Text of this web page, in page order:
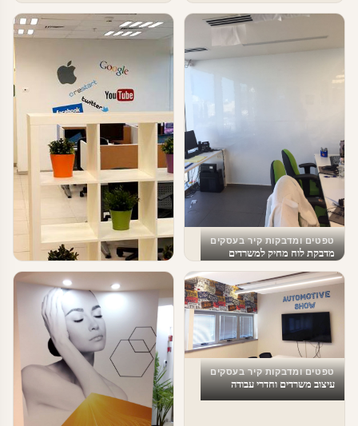
טפטים ומדבקות קיר בעסקים
מדבקת לוח מחיק למשרדים
טפטים ומדבקות קיר בעסקים
עיצוב משרדי הייטק – מדבקות מדיה
חברתית
טפטים ומדבקות קיר בעסקים
עיצוב משרדים וחדרי עבודה